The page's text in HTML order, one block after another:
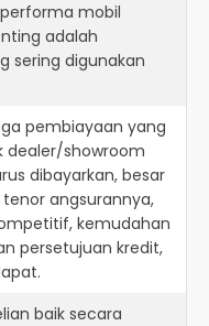
mobil
adalah
sering digunakan
pembiayaan yang
dealer/showroom
dibayarkan, besar
angsurannya,
kemudahan
persetujuan kredit,
baik secara